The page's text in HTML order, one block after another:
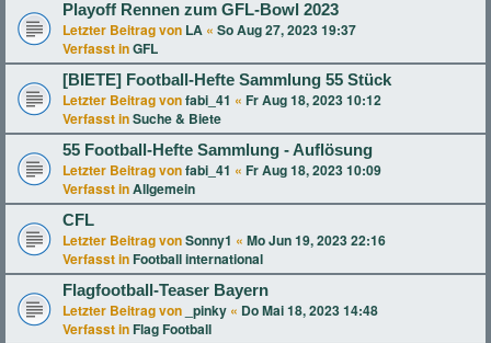
Playoff Rennen zum GFL-Bowl 2023
Letzter Beitrag von LA « So Aug 27, 2023 19:37
Verfasst inGFL
[BIETE] Football-Hefte Sammlung 55 Stück
Letzter Beitrag vonfabi_41 « Fr Aug 18, 2023 10:12
Verfasst inSuche & Biete
55 Football-Hefte Sammlung - Auflösung
Letzter Beitrag vonfabi_41 « Fr Aug 18, 2023 10:09
Verfasst inAllgemein
CFL
Letzter Beitrag vonSonny1 « Mo Jun 19, 2023 22:16
Verfasst in Football international
Flagfootball-Teaser Bayern
Letzter Beitrag von _pinky « Do Mai 18, 2023 14:48
Verfasst in Flag Football